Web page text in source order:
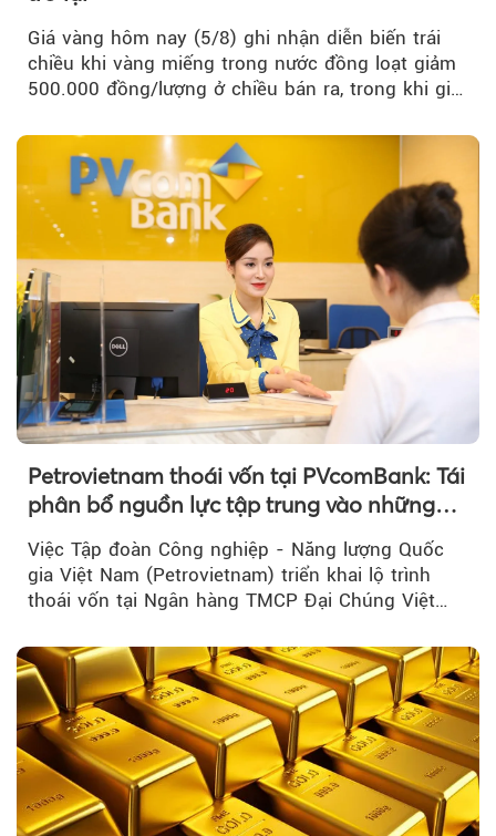
Giá vàng hôm nay (5/8) ghi nhận diễn biến trái
chiều khi vàng miếng trong nước đồng loạt giảm
500.000 đồng/lượng ở chiều bán ra, trong khi giá
thương hiệu.
Petrovietnam thoái vốn tại PVcomBank: Tái
phân bổ nguồn lực tập trung vào những
Việc Tập đoàn Công nghiệp - Năng lượng Quốc
gia Việt Nam (Petrovietnam) triển khai lộ trình
thoái vốn tại Ngân hàng TMCP Đại Chúng Việt